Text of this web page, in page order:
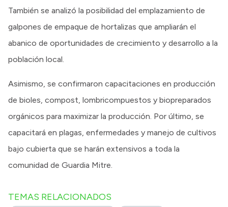
También se analizó la posibilidad del emplazamiento de
galpones de empaque de hortalizas que ampliarán el
abanico de oportunidades de crecimiento y desarrollo a la
población local.
Asimismo, se confirmaron capacitaciones en producción
de bioles, compost, lombricompuestos y biopreparados
orgánicos para maximizar la producción. Por último, se
capacitará en plagas, enfermedades y manejo de cultivos
bajo cubierta que se harán extensivos a toda la
comunidad de Guardia Mitre.
TEMAS RELACIONADOS